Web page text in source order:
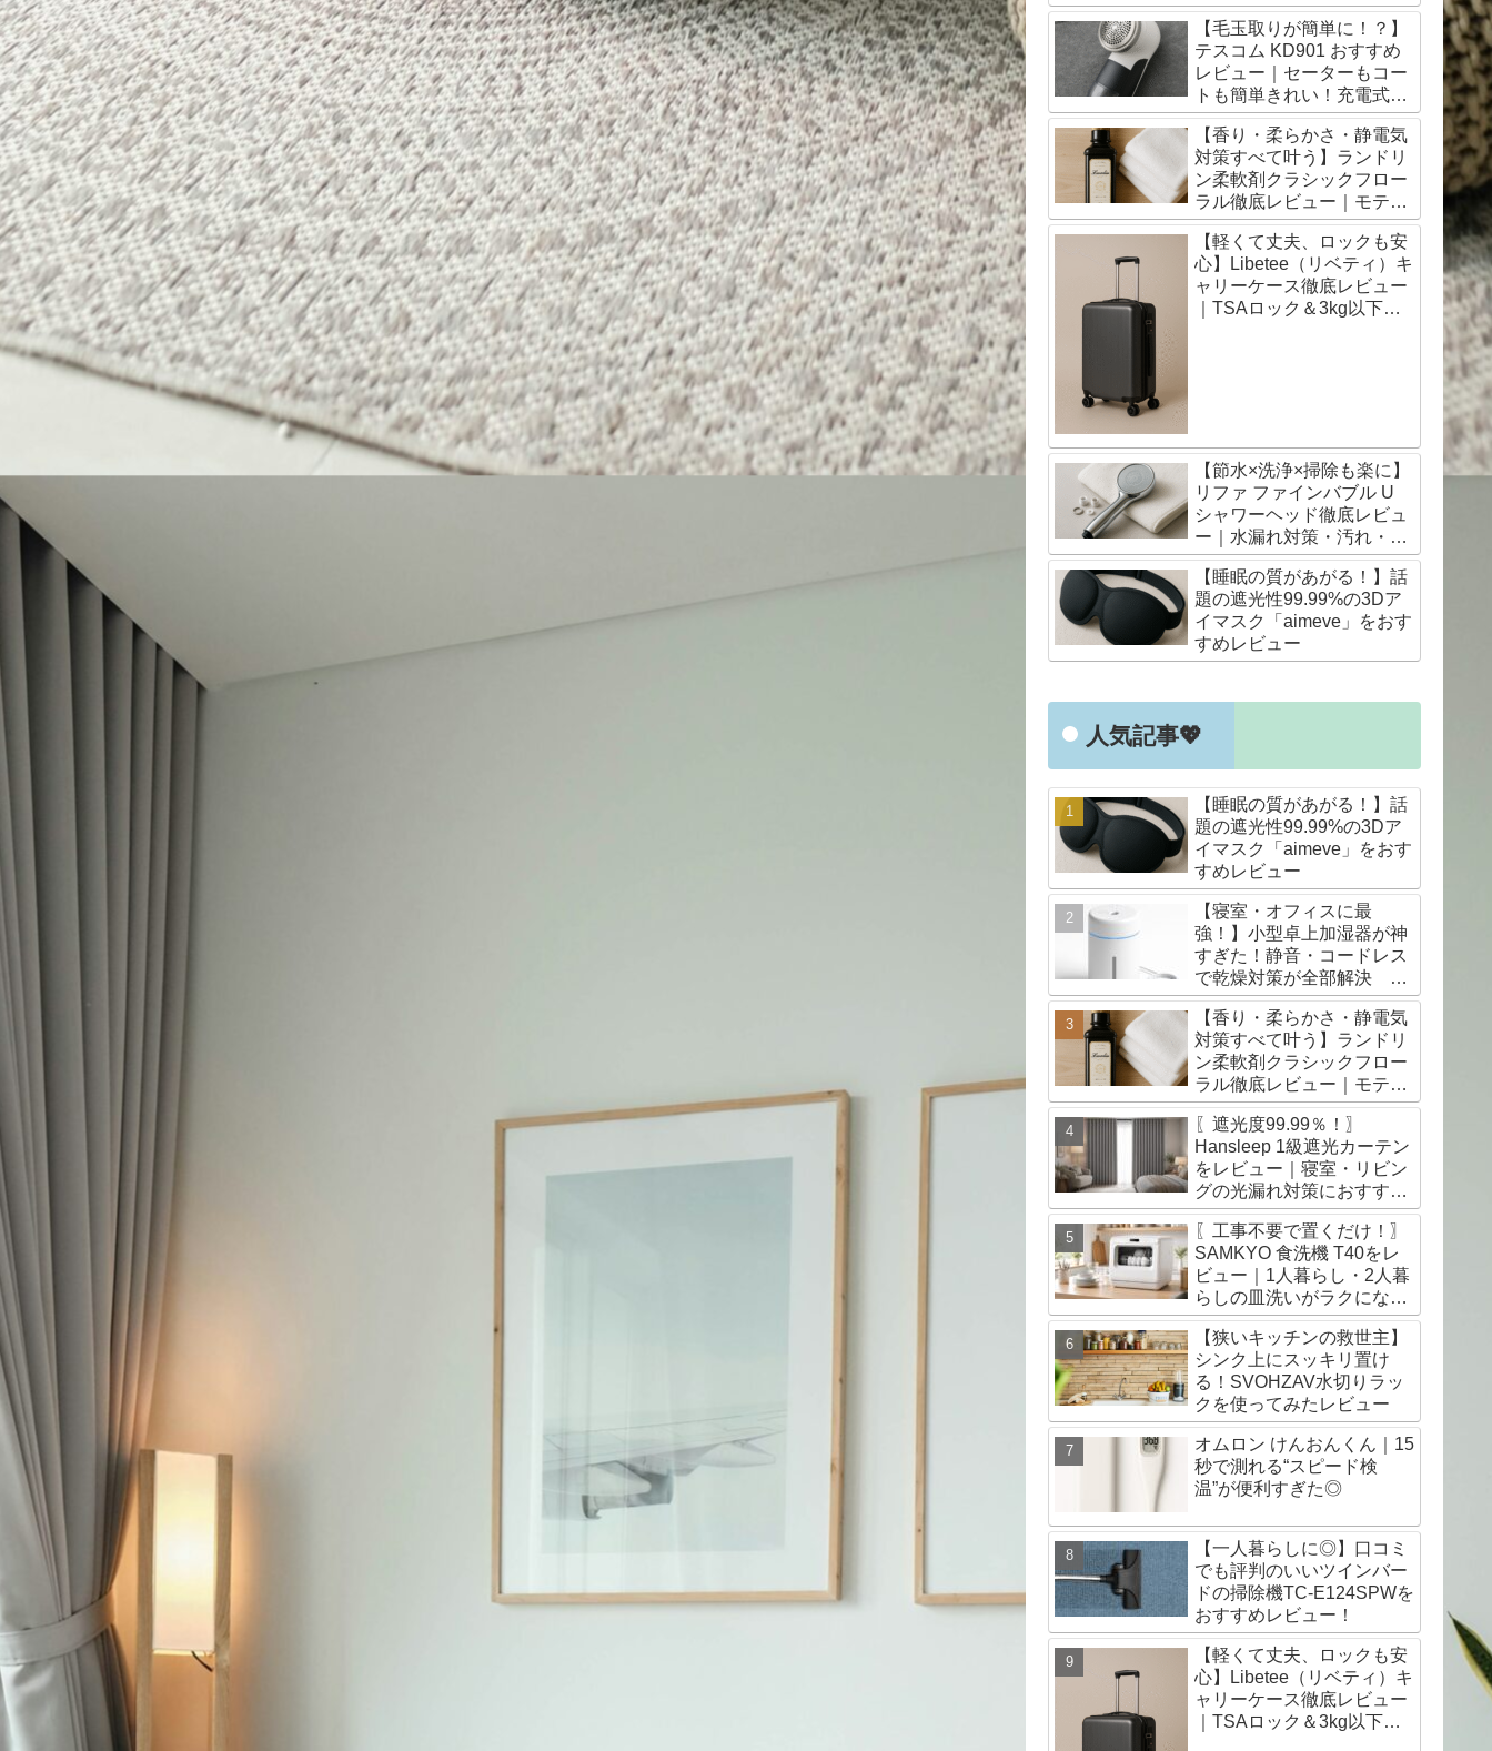
コミも◎
【毛玉取りが簡単に！？】
テスコム KD901 おすすめ
レビュー｜セーターもコー
トも簡単きれい！充電式・
コードレスで毛玉対策が劇
的に変わる！
【香り・柔らかさ・静電気
対策すべて叶う】ランドリ
ン柔軟剤クラシックフロー
ラル徹底レビュー｜モテる
香りの決定版！
【軽くて丈夫、ロックも安
心】Libetee（リベティ）キ
ャリーケース徹底レビュー
｜TSAロック＆3kg以下の
【節水×洗浄×掃除も楽に】
リファ ファインバブル U
シャワーヘッド徹底レビュ
ー｜水漏れ対策・汚れ・掃
除の悩みを解決！
【睡眠の質があがる！】話
題の遮光性99.99%の3Dア
イマスク「aimeve」をおす
すめレビュー
人気記事💖
【睡眠の質があがる！】話
題の遮光性99.99%の3Dア
イマスク「aimeve」をおす
すめレビュー
【寝室・オフィスに最
強！】小型卓上加湿器が神
すぎた！静音・コードレス
で乾燥対策が全部解決 口
コミも◎
【香り・柔らかさ・静電気
対策すべて叶う】ランドリ
ン柔軟剤クラシックフロー
ラル徹底レビュー｜モテる
香りの決定版！
〖遮光度99.99％！〗
Hansleep 1級遮光カーテン
をレビュー｜寝室・リビン
グの光漏れ対策におすす
め！
〖工事不要で置くだけ！〗
SAMKYO 食洗機 T40をレ
ビュー｜1人暮らし・2人暮
らしの皿洗いがラクになる
神アイテム！
【狭いキッチンの救世主】
シンク上にスッキリ置け
る！SVOHZAV水切りラッ
クを使ってみたレビュー
オムロン けんおんくん｜15
秒で測れる“スピード検
温”が便利すぎた◎
【一人暮らしに◎】口コミ
でも評判のいいツインバー
ドの掃除機TC-E124SPWを
おすすめレビュー！
【軽くて丈夫、ロックも安
心】Libetee（リベティ）キ
ャリーケース徹底レビュー
｜TSAロック＆3kg以下の